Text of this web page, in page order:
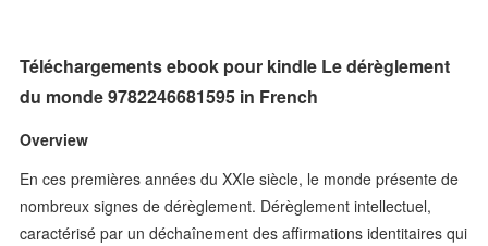
Téléchargements ebook pour kindle Le dérèglement
du monde 9782246681595 in French
Overview
En ces premières années du XXIe siècle, le monde présente de
nombreux signes de dérèglement. Dérèglement intellectuel,
caractérisé par un déchaînement des affirmations identitaires qui